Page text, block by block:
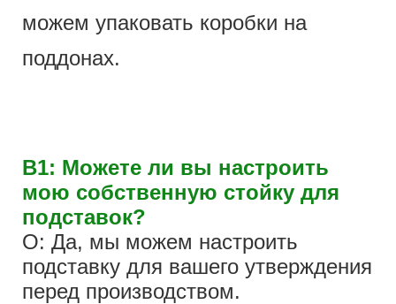
можем упаковать коробки на
поддонах.
В1: Можете ли вы настроить
мою собственную стойку для
подставок?
О: Да, мы можем настроить
подставку для вашего утверждения
перед производством.